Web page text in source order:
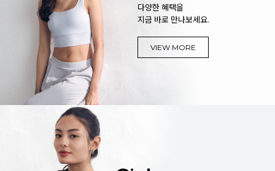
다양한 혜택을
지금 바로 만나보세요.
VIEW MORE